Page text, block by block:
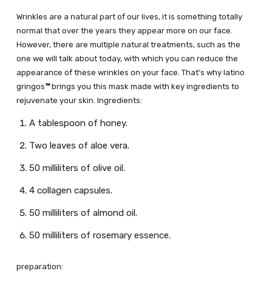
Wrinkles are a natural part of our lives, it is something totally
normal that over the years they appear more on our face.
However, there are multiple natural treatments, such as the
one we will talk about today, with which you can reduce the
appearance of these wrinkles on your face. That’s why latino
gringos™brings you this mask made with key ingredients to
rejuvenate your skin. Ingredients:
A tablespoon of honey.
Two leaves of aloe vera.
50 milliliters of olive oil.
4 collagen capsules.
50 milliliters of almond oil.
50 milliliters of rosemary essence.
preparation: